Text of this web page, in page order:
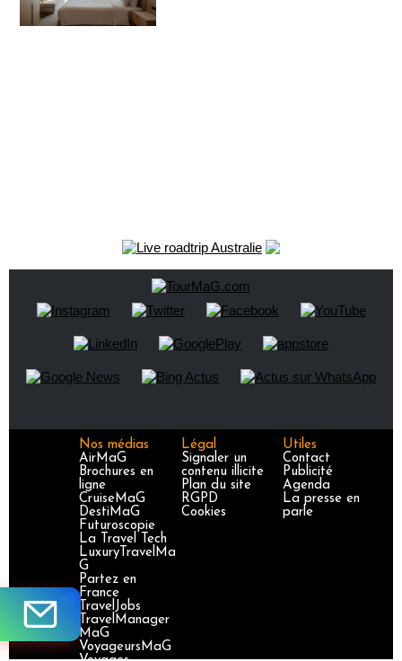
Nos médias
AirMaG
Brochures en
ligne
CruiseMaG
DestiMaG
Futuroscopie
La Travel Tech
LuxuryTravelMa
G
Partez en
France
TravelJobs
TravelManager
MaG
VoyageursMaG
Légal
Signaler un
contenu illicite
Plan du site
RGPD
Cookies
Utiles
Contact
Publicité
Agenda
La presse en
parle